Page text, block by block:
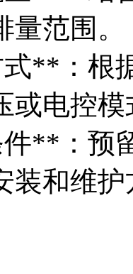
范围。
**：根
或电控模
**：预
装和维护